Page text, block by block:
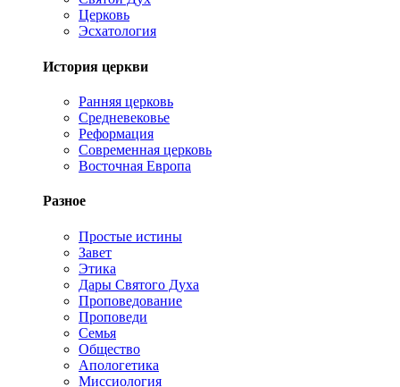
Церковь
Эсхатология
История церкви
Ранняя церковь
Средневековье
Реформация
Современная церковь
Восточная Европа
Разное
Простые истины
Завет
Этика
Дары Святого Духа
Проповедование
Проповеди
Семья
Общество
Апологетика
Миссиология